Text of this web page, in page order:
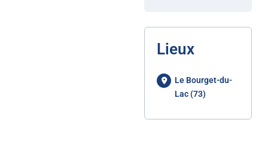
Lieux
Le Bourget-du-
Lac (73)